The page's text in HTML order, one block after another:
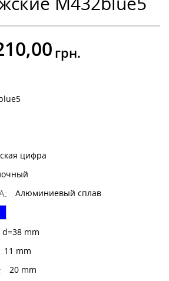
грн.
цифра
Алюминиевый сплав
d=38 mm
11 mm
20 mm